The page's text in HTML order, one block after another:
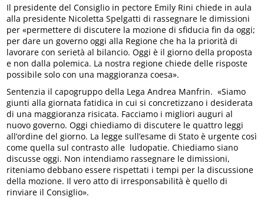
Il presidente del Consiglio in pectore Emily Rini chiede in aula
alla presidente Nicoletta Spelgatti di rassegnare le dimissioni
per «permettere di discutere la mozione di sfiducia fin da oggi;
per dare un governo oggi alla Regione che ha la priorità di
lavorare con serietà al bilancio. Oggi è il giorno della proposta
e non dalla polemica. La nostra regione chiede delle risposte
possibile solo con una maggioranza coesa».
Sentenzia il capogruppo della Lega Andrea Manfrin. «Siamo
giunti alla giornata fatidica in cui si concretizzano i desiderata
di una maggioranza risicata. Facciamo i migliori auguri al
nuovo governo. Oggi chiediamo di discutere le quattro leggi
all’ordine del giorno. La legge sull’esame di Stato è urgente così
come quella sul contrasto alle ludopatie. Chiediamo siano
discusse oggi. Non intendiamo rassegnare le dimissioni,
riteniamo debbano essere rispettati i tempi per la discussione
della mozione. Il vero atto di irresponsabilità è quello di
rinviare il Consiglio».